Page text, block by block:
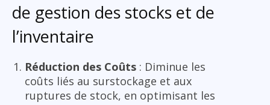
de gestion des stocks et de
l’inventaire
Réduction des Coûts : Diminue les
coûts liés au surstockage et aux
ruptures de stock, en optimisant les